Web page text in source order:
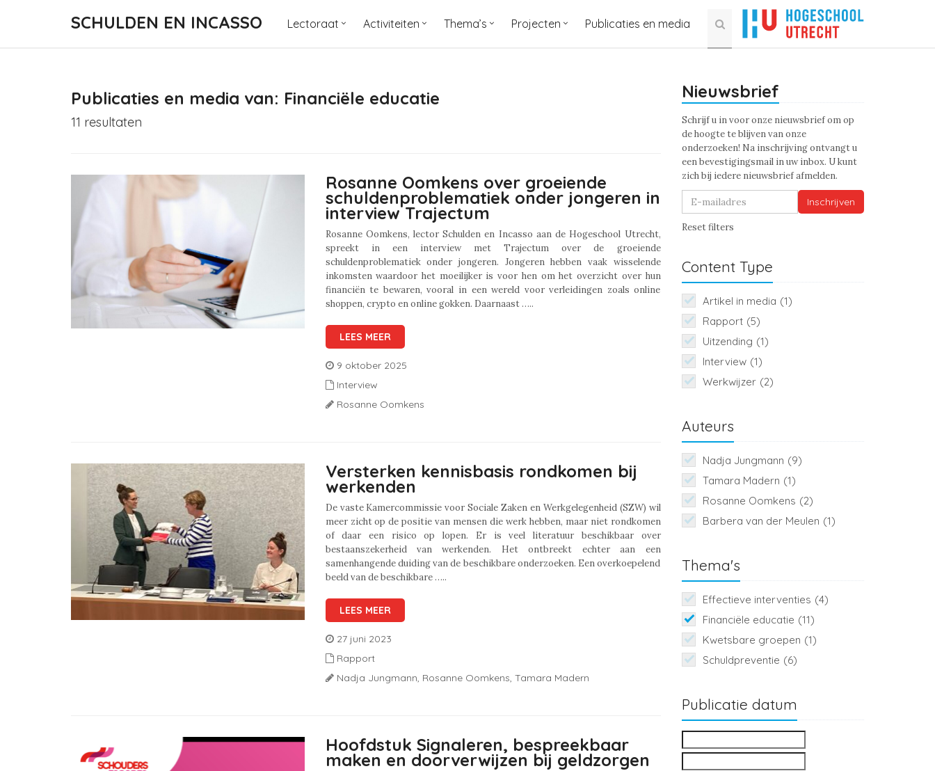
SCHULDEN EN INCASSO Lectoraat Activiteiten Thema’s Projecten Publicaties en media
Publicaties en media van: Financiële educatie
11 resultaten
Rosanne Oomkens over groeiende
schuldenproblematiek onder jongeren in
interview Trajectum
Rosanne Oomkens, lector Schulden en Incasso aan de Hogeschool Utrecht,
spreekt in een interview met Trajectum over de groeiende
schuldenproblematiek onder jongeren. Jongeren hebben vaak wisselende
inkomsten waardoor het moeilijker is voor hen om het overzicht over hun
financiën te bewaren, vooral in een wereld voor verleidingen zoals online
shoppen, crypto en online gokken. Daarnaast …..
LEES MEER
9 oktober 2025
Interview
Rosanne Oomkens
Versterken kennisbasis rondkomen bij
werkenden
De vaste Kamercommissie voor Sociale Zaken en Werkgelegenheid (SZW) wil
meer zicht op de positie van mensen die werk hebben, maar niet rondkomen
of daar een risico op lopen. Er is veel literatuur beschikbaar over
bestaanszekerheid van werkenden. Het ontbreekt echter aan een
samenhangende duiding van de beschikbare onderzoeken. Een overkoepelend
beeld van de beschikbare …..
LEES MEER
27 juni 2023
Rapport
Nadja Jungmann, Rosanne Oomkens, Tamara Madern
Hoofdstuk Signaleren, bespreekbaar
maken en doorverwijzen bij geldzorgen
Nieuwsbrief
Schrijf u in voor onze nieuwsbrief om op
de hoogte te blijven van onze
onderzoeken! Na inschrijving ontvangt u
een bevestigingsmail in uw inbox. U kunt
zich bij iedere nieuwsbrief afmelden.
Inschrijven
Reset filters
Content Type
Artikel in media (1)
Rapport (5)
Uitzending (1)
Interview (1)
Werkwijzer (2)
Auteurs
Nadja Jungmann (9)
Tamara Madern (1)
Rosanne Oomkens (2)
Barbera van der Meulen (1)
Thema's
Effectieve interventies (4)
Financiële educatie (11)
Kwetsbare groepen (1)
Schuldpreventie (6)
Publicatie datum